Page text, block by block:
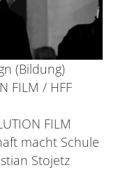
(Bildung)
FILM / HFF
FILM
macht Schule
Stojetz